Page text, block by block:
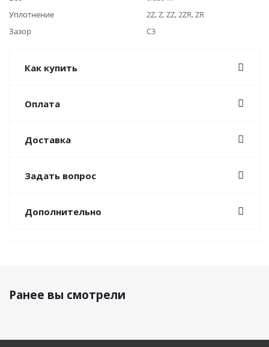
Уплотнение
2Z, Z, ZZ, 2ZR, ZR
Зазор
C3
Как купить
Оплата
Доставка
Задать вопрос
Дополнительно
Ранее вы смотрели